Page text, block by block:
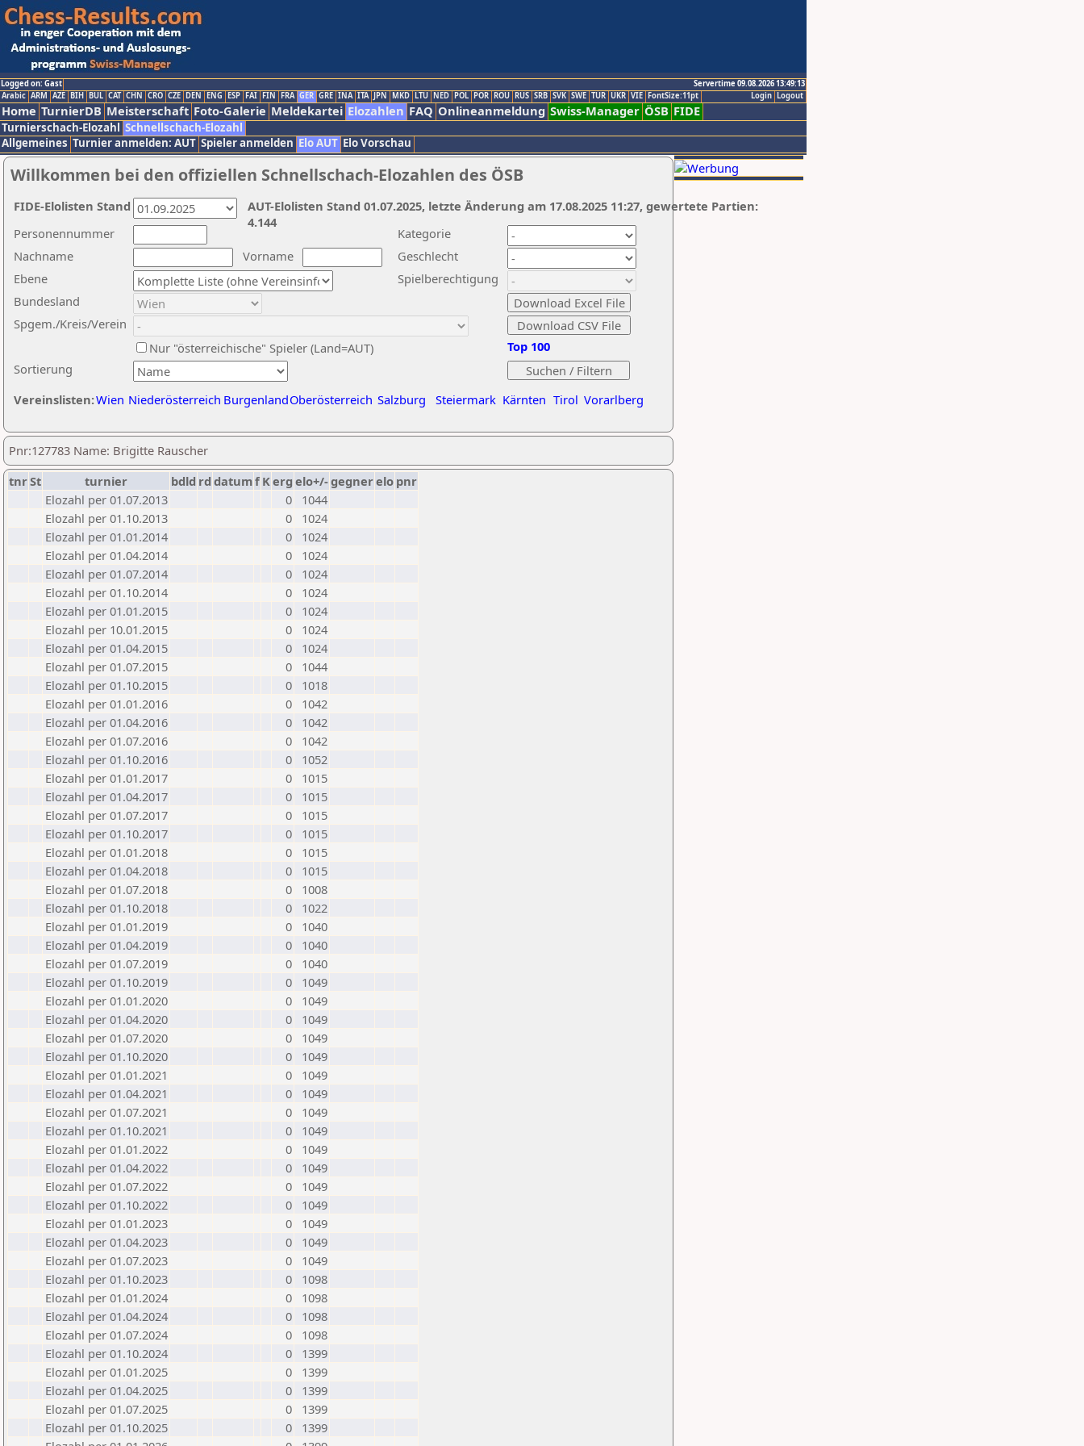
Logged on: Gast
Servertime 09.08.2026 13:49:13
Logout
Login
Arabic ARM AZE BIH BUL CAT CHN CRO CZE DEN ENG ESP FAI FIN FRA GER GRE INA ITA JPN MKD LTU NED POL POR ROU RUS SRB SVK SWE TUR UKR VIE FontSize:11pt
Home TurnierDB Meisterschaft Foto-Galerie Meldekartei Elozahlen FAQ Onlineanmeldung Swiss-Manager ÖSB FIDE
Turnierschach-Elozahl Schnellschach-Elozahl
Allgemeines Turnier anmelden: AUT Spieler anmelden Elo AUT Elo Vorschau
Willkommen bei den offiziellen Schnellschach-Elozahlen des ÖSB
Nachname
Vorname
Ebene
Kategorie
Sortierung
Personennummer
Bundesland
Spgem./Kreis/Verein
Geschlecht
Nur "österreichische" Spieler (Land=AUT)
Spielberechtigung
Vereinslisten:Wien Niederösterreich BurgenlandOberösterreich Salzburg Steiermark Kärnten Tirol Vorarlberg
Top 100
AUT-Elolisten Stand 01.07.2025, letzte Änderung am 17.08.2025 11:27, gewertete Partien:
4.144
FIDE-Elolisten Stand
Pnr:127783 Name: Brigitte Rauscher
tnrSt turnier bdld rd datumf Kerg elo+/-gegnerelo pnr
Elozahl per 01.07.2013
0
1044
Elozahl per 01.10.2013
0
1024
Elozahl per 01.01.2014
0
1024
Elozahl per 01.04.2014
0
1024
Elozahl per 01.07.2014
0
1024
Elozahl per 01.10.2014
0
1024
Elozahl per 01.01.2015
0
1024
Elozahl per 10.01.2015
0
1024
Elozahl per 01.04.2015
0
1024
Elozahl per 01.07.2015
0
1044
Elozahl per 01.10.2015
0
1018
Elozahl per 01.01.2016
0
1042
Elozahl per 01.04.2016
0
1042
Elozahl per 01.07.2016
0
1042
Elozahl per 01.10.2016
0
1052
Elozahl per 01.01.2017
0
1015
Elozahl per 01.04.2017
0
1015
Elozahl per 01.07.2017
0
1015
Elozahl per 01.10.2017
0
1015
Elozahl per 01.01.2018
0
1015
Elozahl per 01.04.2018
0
1015
Elozahl per 01.07.2018
0
1008
Elozahl per 01.10.2018
0
1022
Elozahl per 01.01.2019
0
1040
Elozahl per 01.04.2019
0
1040
Elozahl per 01.07.2019
0
1040
Elozahl per 01.10.2019
0
1049
Elozahl per 01.01.2020
0
1049
Elozahl per 01.04.2020
0
1049
Elozahl per 01.07.2020
0
1049
Elozahl per 01.10.2020
0
1049
Elozahl per 01.01.2021
0
1049
Elozahl per 01.04.2021
0
1049
Elozahl per 01.07.2021
0
1049
Elozahl per 01.10.2021
0
1049
Elozahl per 01.01.2022
0
1049
Elozahl per 01.04.2022
0
1049
Elozahl per 01.07.2022
0
1049
Elozahl per 01.10.2022
0
1049
Elozahl per 01.01.2023
0
1049
Elozahl per 01.04.2023
0
1049
Elozahl per 01.07.2023
0
1049
Elozahl per 01.10.2023
0
1098
Elozahl per 01.01.2024
0
1098
Elozahl per 01.04.2024
0
1098
Elozahl per 01.07.2024
0
1098
Elozahl per 01.10.2024
0
1399
Elozahl per 01.01.2025
0
1399
Elozahl per 01.04.2025
0
1399
Elozahl per 01.07.2025
0
1399
Elozahl per 01.10.2025
0
1399